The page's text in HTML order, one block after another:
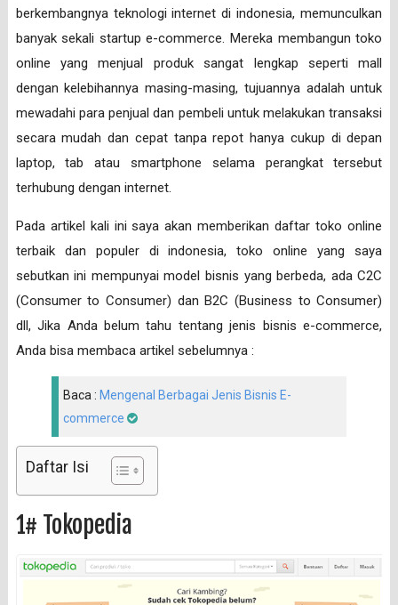
berkembangnya teknologi internet di indonesia, memunculkan
banyak sekali startup e-commerce. Mereka membangun toko
online yang menjual produk sangat lengkap seperti mall
dengan kelebihannya masing-masing, tujuannya adalah untuk
mewadahi para penjual dan pembeli untuk melakukan transaksi
secara mudah dan cepat tanpa repot hanya cukup di depan
laptop, tab atau smartphone selama perangkat tersebut
terhubung dengan internet.
Pada artikel kali ini saya akan memberikan daftar toko online
terbaik dan populer di indonesia, toko online yang saya
sebutkan ini mempunyai model bisnis yang berbeda, ada C2C
(Consumer to Consumer) dan B2C (Business to Consumer)
dll, Jika Anda belum tahu tentang jenis bisnis e-commerce,
Anda bisa membaca artikel sebelumnya :
Baca : Mengenal Berbagai Jenis Bisnis E-
commerce
Daftar Isi
1# Tokopedia